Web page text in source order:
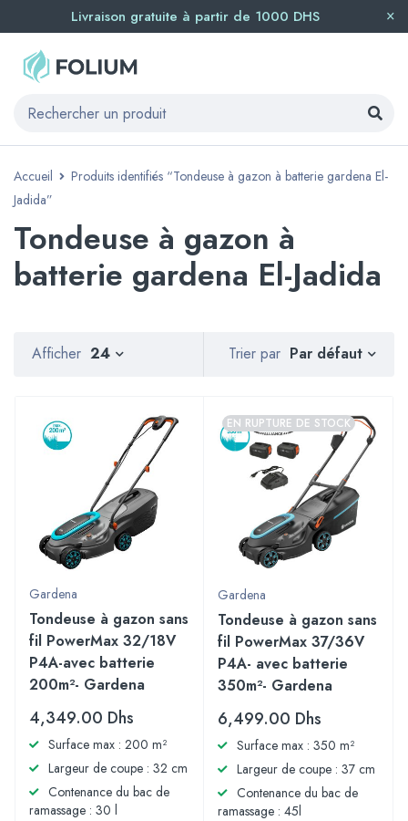
Livraison gratuite à partir de 1000 DHS
Accueil
Produits identifiés “Tondeuse à gazon à batterie gardena El-
Jadida”
Tondeuse à gazon à
batterie gardena El-Jadida
Trier par Par défaut
Afficher 24
Gardena
Tondeuse à gazon sans
fil PowerMax 32/18V
P4A-avec batterie
200m²- Gardena
4,349.00 Dhs
Surface max : 200 m²
Largeur de coupe : 32 cm
Contenance du bac de
ramassage : 30 l
EN RUPTURE DE STOCK
Gardena
Tondeuse à gazon sans
fil PowerMax 37/36V
P4A- avec batterie
350m²- Gardena
6,499.00 Dhs
Surface max : 350 m²
Largeur de coupe : 37 cm
Contenance du bac de
ramassage : 45l